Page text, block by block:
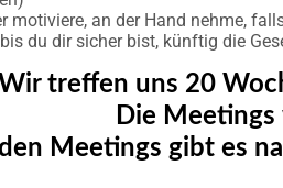
motiviere, an der Hand nehme,
bis du dir sicher bist, künftig die
Wir treffen uns 20
Die
Meetings gibt es